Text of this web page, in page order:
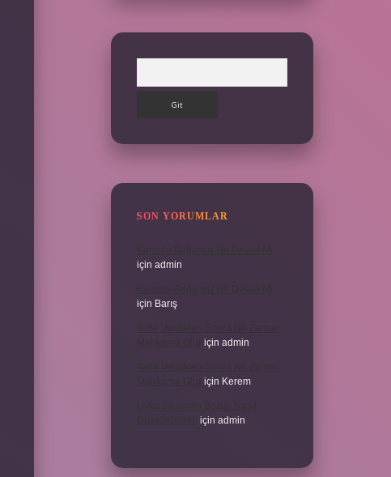
SON YORUMLAR
için admin
için Barış
için admin
için Kerem
için admin